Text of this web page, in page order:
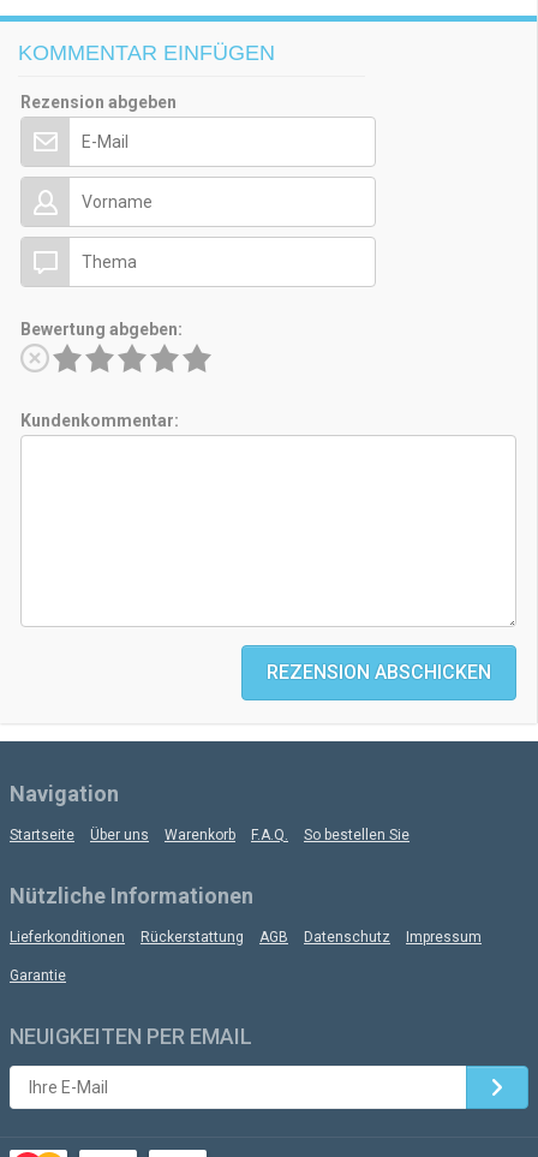
KOMMENTAR EINFÜGEN
Rezension abgeben
Bewertung abgeben:
Kundenkommentar:
REZENSION ABSCHICKEN
Navigation
Startseite Über uns Warenkorb F.A.Q. So bestellen Sie
Nützliche Informationen
Lieferkonditionen Rückerstattung AGB Datenschutz Impressum
Garantie
NEUIGKEITEN PER EMAIL